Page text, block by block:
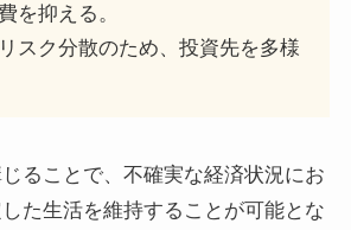
を抑える。​
スク分散のため、投資先を多様
ることで、不確実な経済状況にお
た生活を維持することが可能とな